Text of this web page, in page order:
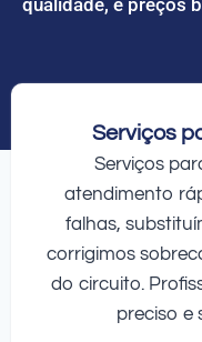
Serviços
Serviços
atendimento
falhas,
corrigimos
do circuito.
preciso e